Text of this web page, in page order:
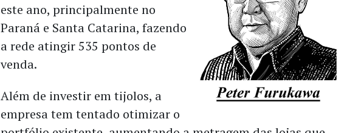
este ano, principalmente no
Paraná e Santa Catarina, fazendo
a rede atingir 535 pontos de
venda.
Além de investir em tijolos, a
empresa tem tentado otimizar o